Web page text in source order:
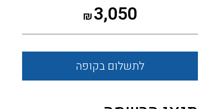
₪3,050
לתשלום בקופה